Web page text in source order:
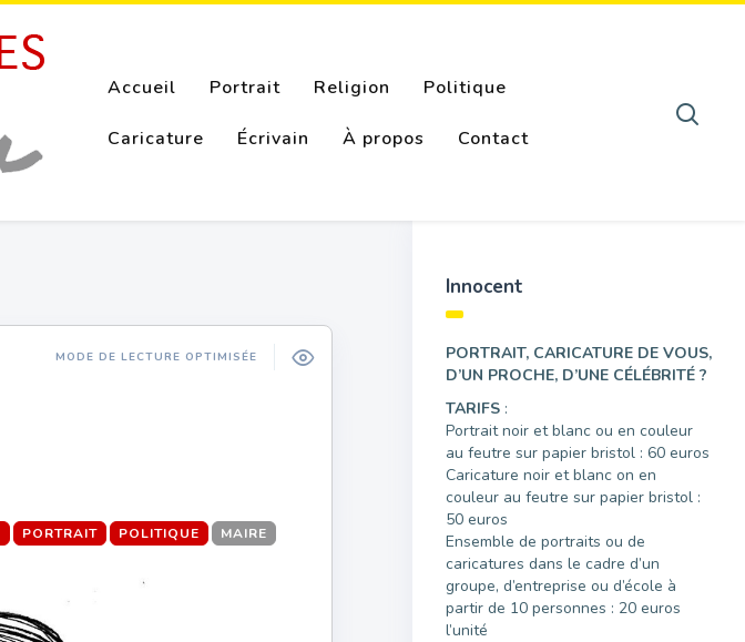
Accueil Portrait Religion Politique
Caricature Écrivain À propos Contact
MODE DE LECTURE OPTIMISÉE
MAIRE
POLITIQUE
PORTRAIT
Innocent
PORTRAIT, CARICATURE DE VOUS,
D’UN PROCHE, D’UNE CÉLÉBRITÉ ?
TARIFS :
Portrait noir et blanc ou en couleur
au feutre sur papier bristol : 60 euros
Caricature noir et blanc on en
couleur au feutre sur papier bristol :
50 euros
Ensemble de portraits ou de
caricatures dans le cadre d’un
groupe, d’entreprise ou d’école à
partir de 10 personnes : 20 euros
l’unité